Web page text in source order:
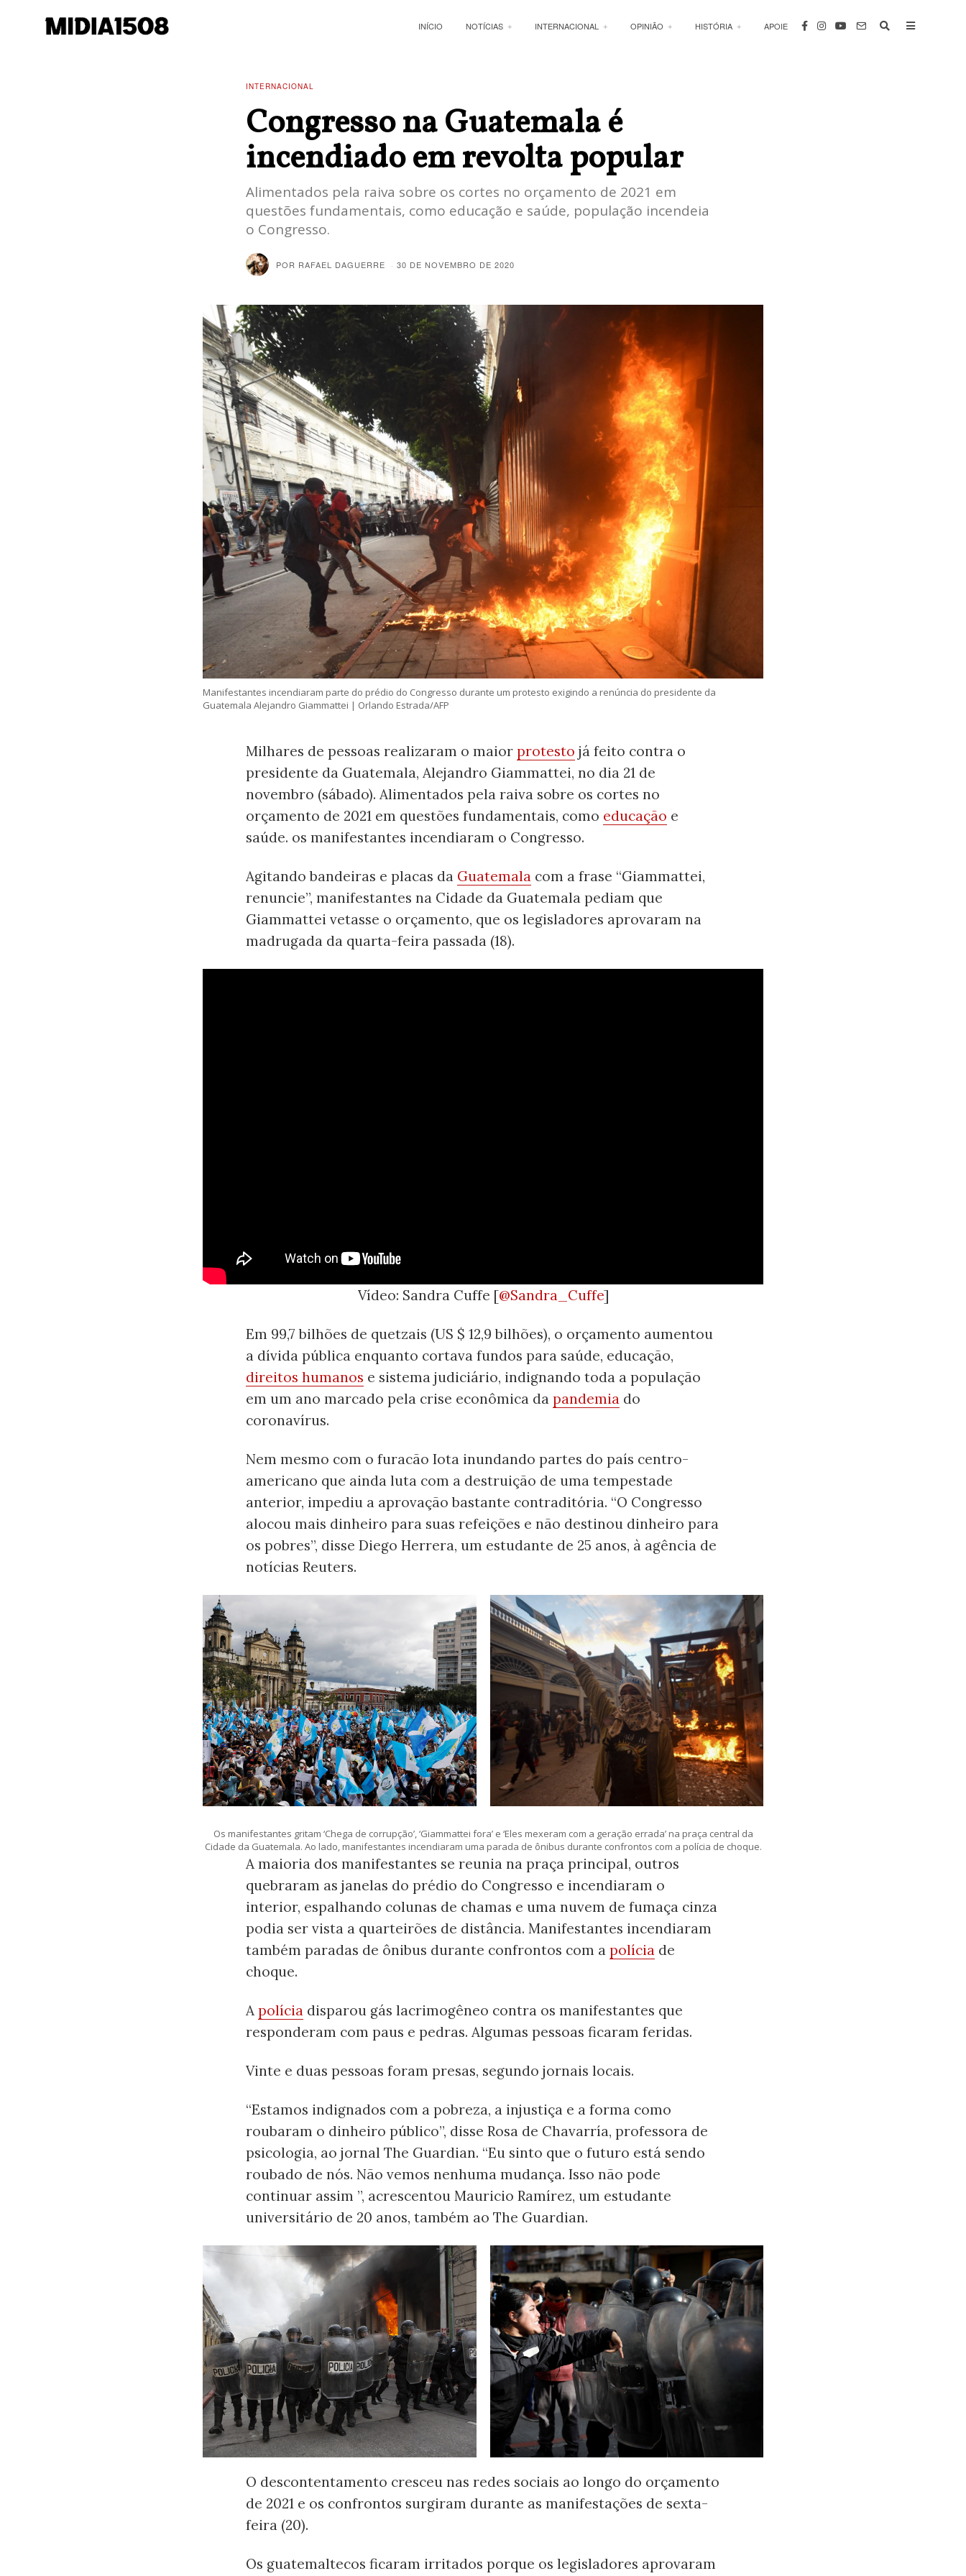
INÍCIO NOTÍCIAS INTERNACIONAL OPINIÃO HISTÓRIA APOIE
INTERNACIONAL
Congresso na Guatemala é
incendiado em revolta popular
Alimentados pela raiva sobre os cortes no orçamento de 2021 em
questões fundamentais, como educação e saúde, população incendeia
o Congresso.
POR RAFAEL DAGUERRE 30 DE NOVEMBRO DE 2020
Manifestantes incendiaram parte do prédio do Congresso durante um protesto exigindo a renúncia do presidente da
Guatemala Alejandro Giammattei | Orlando Estrada/AFP
Milhares de pessoas realizaram o maior protesto já feito contra o
presidente da Guatemala, Alejandro Giammattei, no dia 21 de
novembro (sábado). Alimentados pela raiva sobre os cortes no
orçamento de 2021 em questões fundamentais, como educação e
saúde. os manifestantes incendiaram o Congresso.
Agitando bandeiras e placas da Guatemala com a frase “Giammattei,
renuncie”, manifestantes na Cidade da Guatemala pediam que
Giammattei vetasse o orçamento, que os legisladores aprovaram na
madrugada da quarta-feira passada (18).
Vídeo: Sandra Cuffe [@Sandra_Cuffe]
Em 99,7 bilhões de quetzais (US $ 12,9 bilhões), o orçamento aumentou
a dívida pública enquanto cortava fundos para saúde, educação,
direitos humanos e sistema judiciário, indignando toda a população
em um ano marcado pela crise econômica da pandemia do
coronavírus.
Nem mesmo com o furacão Iota inundando partes do país centro-
americano que ainda luta com a destruição de uma tempestade
anterior, impediu a aprovação bastante contraditória. “O Congresso
alocou mais dinheiro para suas refeições e não destinou dinheiro para
os pobres”, disse Diego Herrera, um estudante de 25 anos, à agência de
notícias Reuters.
Os manifestantes gritam ‘Chega de corrupção’, ‘Giammattei fora’ e ‘Eles mexeram com a geração errada’ na praça central da
Cidade da Guatemala. Ao lado, manifestantes incendiaram uma parada de ônibus durante confrontos com a polícia de choque.
A maioria dos manifestantes se reunia na praça principal, outros
quebraram as janelas do prédio do Congresso e incendiaram o
interior, espalhando colunas de chamas e uma nuvem de fumaça cinza
podia ser vista a quarteirões de distância. Manifestantes incendiaram
também paradas de ônibus durante confrontos com a polícia de
choque.
A polícia disparou gás lacrimogêneo contra os manifestantes que
responderam com paus e pedras. Algumas pessoas ficaram feridas.
Vinte e duas pessoas foram presas, segundo jornais locais.
“Estamos indignados com a pobreza, a injustiça e a forma como
roubaram o dinheiro público”, disse Rosa de Chavarría, professora de
psicologia, ao jornal The Guardian. “Eu sinto que o futuro está sendo
roubado de nós. Não vemos nenhuma mudança. Isso não pode
continuar assim ”, acrescentou Mauricio Ramírez, um estudante
universitário de 20 anos, também ao The Guardian.
O descontentamento cresceu nas redes sociais ao longo do orçamento
de 2021 e os confrontos surgiram durante as manifestações de sexta-
feira (20).
Os guatemaltecos ficaram irritados porque os legisladores aprovaram